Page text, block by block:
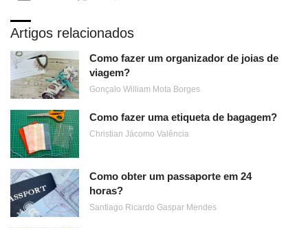
Artigos relacionados
Como fazer um organizador de joias de
viagem?
Gonçalo William Mota Borges
Como fazer uma etiqueta de bagagem?
Christian Jácomo Valência
Como obter um passaporte em 24
horas?
Santiago Ricardo Gaspar Mendes